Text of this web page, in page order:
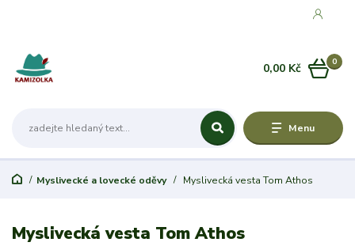
Menu
0
0,00 Kč
Myslivecké a lovecké oděvy Myslivecká vesta Tom Athos
Myslivecká vesta Tom Athos